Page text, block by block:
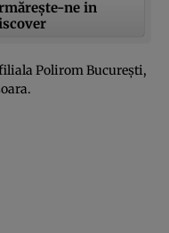
ne in
Polirom Bucureşti,